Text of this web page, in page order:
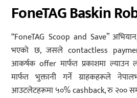
FoneTAG Baskin
“FoneTAG Scoop and Save”
भएको छ, जसले contactless
आकर्षक offer मार्फत प्रकाशमा ल्याउन
मार्फत भुक्तानी गर्ने ग्राहकहरूले
आउटलेटहरूमा ५०% cashback, रु २००